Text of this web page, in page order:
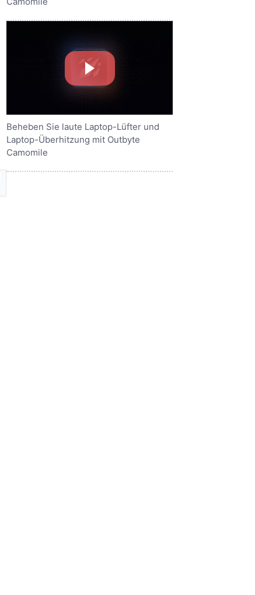
Beheben Sie laute Laptop-Lüfter und
Laptop-Überhitzung mit Outbyte
Camomile